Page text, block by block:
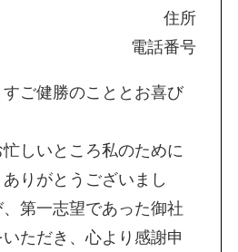
住所
電話番号
ご健勝のこととお喜び
しいところ私のために
りがとうございまし
第一志望であった御社
ただき、心より感謝申